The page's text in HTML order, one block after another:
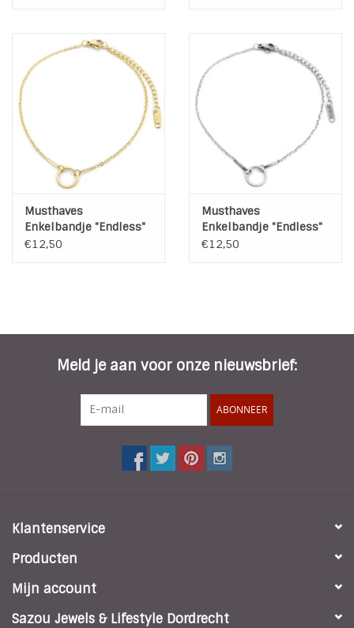
Musthaves
Enkelbandje "Endless"
Stainless Steel Gold
€12,50
Musthaves
Enkelbandje "Endless"
Stainless Steel Silver
€12,50
Meld je aan voor onze nieuwsbrief:
ABONNEER
Klantenservice
Producten
Mijn account
Sazou Jewels & Lifestyle Dordrecht